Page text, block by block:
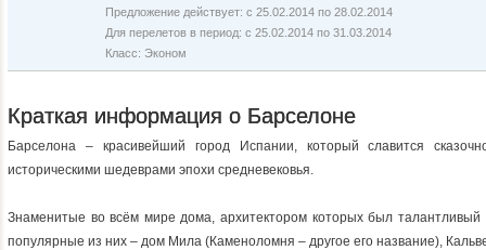
Предложение действует: с 25.02.2014 по 28.02.2014
Для перелетов в период: с 25.02.2014 по 31.03.2014
Класс: Эконом
Краткая информация о Барселоне
Барселона – красивейший город Испании, который славится
историческими шедеврами эпохи средневековья.
Знаменитые во всём мире дома, архитектором которых был
популярные из них – дом Мила (Каменоломня – другое его название),